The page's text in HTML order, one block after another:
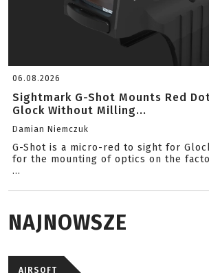
06.08.2026
Sightmark G-Shot Mounts Red
Glock Without Milling...
Damian Niemczuk
G-Shot is a micro-red to sight for
for the mounting of optics on the
...
NAJNOWSZE
AIRSOFT